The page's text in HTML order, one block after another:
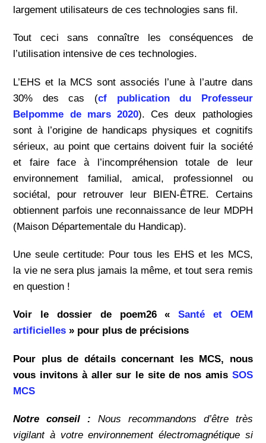
largement utilisateurs de ces technologies sans fil.
Tout ceci sans connaître les conséquences de
l’utilisation intensive de ces technologies.
L’EHS et la MCS sont associés l’une à l’autre dans
30% des cas (cf publication du Professeur
Belpomme de mars 2020). Ces deux pathologies
sont à l’origine de handicaps physiques et cognitifs
sérieux, au point que certains doivent fuir la société
et faire face à l’incompréhension totale de leur
environnement familial, amical, professionnel ou
sociétal, pour retrouver leur BIEN-ÊTRE. Certains
obtiennent parfois une reconnaissance de leur MDPH
(Maison Départementale du Handicap).
Une seule certitude: Pour tous les EHS et les MCS,
la vie ne sera plus jamais la même, et tout sera remis
en question !
Voir le dossier de poem26 «Santé et OEM
artificielles » pour plus de précisions
Pour plus de détails concernant les MCS, nous
vous invitons à aller sur le site de nos amis SOS
MCS
Notre conseil : Nous recommandons d’être très
vigilant à votre environnement électromagnétique si